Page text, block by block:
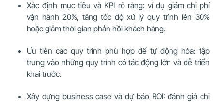
Xác định mục tiêu và KPI rõ ràng: ví dụ giảm chi phí
vận hành 20%, tăng tốc độ xử lý quy trình lên 30%
hoặc giảm thời gian phản hồi khách hàng.
Ưu tiên các quy trình phù hợp để tự động hóa: tập
trung vào những quy trình có tác động lớn và dễ triển
khai trước.
Xây dựng business case và dự báo ROI: đánh giá chi